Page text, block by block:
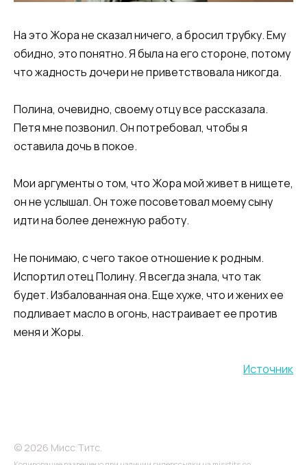
На это Жора не сказал ничего, а бросил трубку. Ему
обидно, это понятно. Я была на его стороне, потому
что жадность дочери не приветствовала никогда.
Полина, очевидно, своему отцу все рассказала.
Петя мне позвонил. Он потребовал, чтобы я
оставила дочь в покое.
Мои аргументы о том, что Жора мой живет в нищете,
он не услышал. Он тоже посоветовал моему сыну
идти на более денежную работу.
Не понимаю, с чего такое отношение к родным.
Испортил отец Полину. Я всегда знала, что так
будет. Избалованная она. Еще хуже, что и жених ее
подливает масло в огонь, настраивает ее против
меня и Жоры.
Источник
© 2026 Мисс Титс.